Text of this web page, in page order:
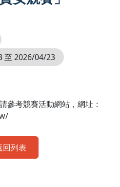
至 2026/04/23
參考競賽活動網站，網址：
回列表